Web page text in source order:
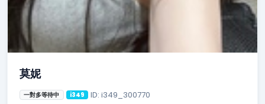
莫妮
一對多等待中 i349 ID: i349_300770